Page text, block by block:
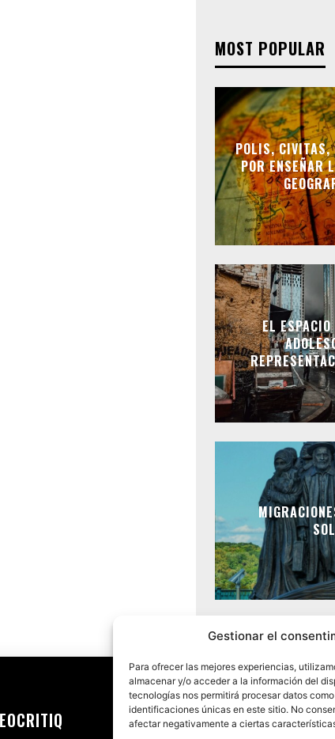
Gestionar el
Para ofrecer las mejores experiencias,
almacenar y/o acceder a la información del
tecnologías nos permitirá procesar datos
identificaciones únicas en este sitio. No
afectar negativamente a ciertas
MOST POPULAR
POLIS, CIVITAS,
POR ENSEÑAR
EL